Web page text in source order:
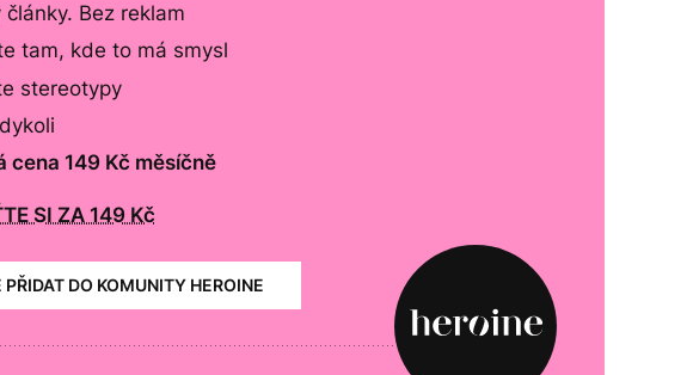
články. Bez reklam
tam, kde to má smysl
stereotypy
cena 149 Kč měsíčně
SI ZA 149 Kč
PŘIDAT DO KOMUNITY HEROINE